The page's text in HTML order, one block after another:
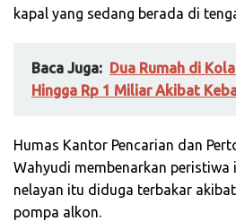
kapal yang sedang berada di
Baca Juga: Dua Rumah di
Hingga Rp 1 Miliar Akibat
Humas Kantor Pencarian dan
Wahyudi membenarkan peristiwa
nelayan itu diduga terbakar
pompa alkon.